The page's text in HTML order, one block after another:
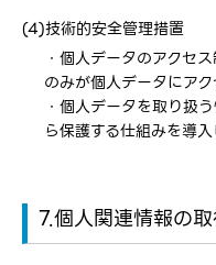
(4)技術的安全管理措置
・個人データのアクセ
のみが個人データにアク
・個人データを取り扱
ら保護する仕組みを導入
7.個人関連情報の